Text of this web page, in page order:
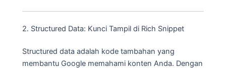
2. Structured Data: Kunci Tampil di Rich Snippet
Structured data adalah kode tambahan yang
membantu Google memahami konten Anda. Dengan